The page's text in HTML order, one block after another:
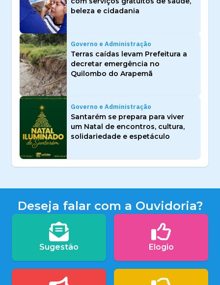
beleza e cidadania
Governo e Administração
Terras caídas levam Prefeitura a
decretar emergência no
Quilombo do Arapemã
Governo e Administração
Santarém se prepara para viver
um Natal de encontros, cultura,
solidariedade e espetáculo
Deseja falar com a Ouvidoria?
Sugestão Elogio